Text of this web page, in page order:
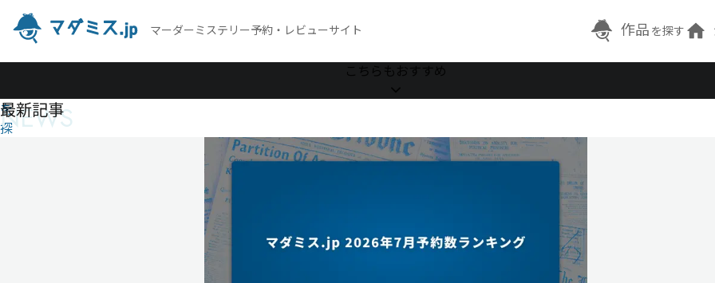
マーダーミステリー予約・レビューサイト 作品 を探す
を
探
こちらもおすすめ
NEWS
最新記事